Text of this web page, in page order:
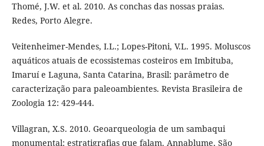
Thomé, J.W. et al. 2010. As conchas das nossas praias.
Redes, Porto Alegre.
Veitenheimer-Mendes, I.L.; Lopes-Pitoni, V.L. 1995. Moluscos
aquáticos atuais de ecossistemas costeiros em Imbituba,
Imaruí e Laguna, Santa Catarina, Brasil: parâmetro de
caracterização para paleoambientes. Revista Brasileira de
Zoologia 12: 429-444.
Villagran, X.S. 2010. Geoarqueologia de um sambaqui
monumental: estratigrafias que falam. Annablume, São